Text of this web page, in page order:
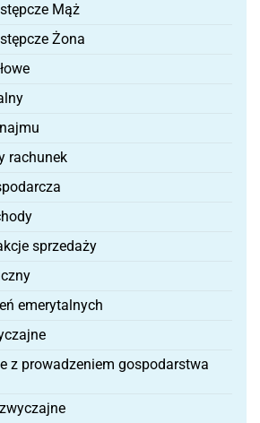
Mąż
Żona
rachunek
sprzedaży
emerytalnych
z prowadzeniem gospodarstwa